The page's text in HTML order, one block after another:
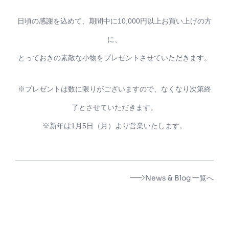
日頃の感謝を込めて、期間中に10,000円以上お買い上げの方
に、
とっておきの素敵な小物をプレゼントさせていただきます。
※プレゼントは数に限りがございますので、なくなり次第終
了とさせていただきます。
※新年は1月5日（月）より営業いたします。
News & Blog 一覧へ